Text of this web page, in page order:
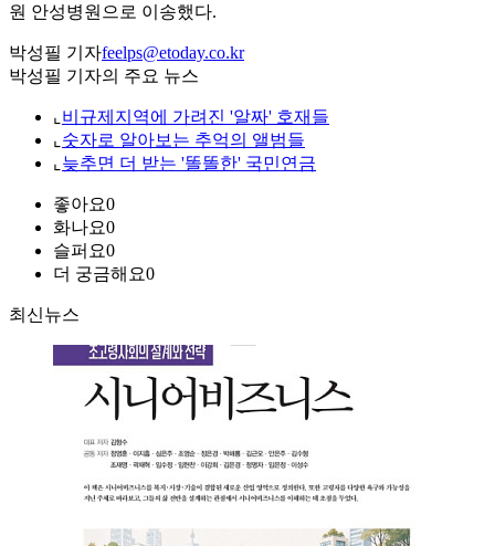
원 안성병원으로 이송했다.
박성필 기자feelps@etoday.co.kr
박성필 기자의 주요 뉴스
⌞ 비규제지역에 가려진 '알짜' 호재들
⌞ 숫자로 알아보는 추억의 앨범들
⌞ 늦추면 더 받는 '똘똘한' 국민연금
좋아요0
화나요0
슬퍼요0
더 궁금해요0
최신뉴스